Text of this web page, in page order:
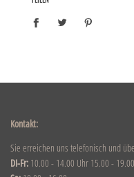
Kontakt:
Sie erreichen uns telefonisch und
DI-Fr: 10.00 - 14.00 Uhr 15.00 -